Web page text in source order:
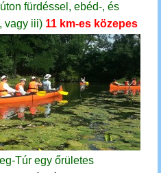
fürdéssel, ebéd-, és
vagy iii) 11 km-es közepes
Túr egy őrületes